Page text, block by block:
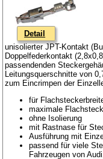
Detail
unisolierter JPT-Kontakt
Doppelfederkontakt
passendenden
Leitungsquerschnitte von
zum Eincrimpen der
für
maximale
ohne Isolierung
mit Rastnase für
Ausführung mit
passend für viele
Fahrzeugen von